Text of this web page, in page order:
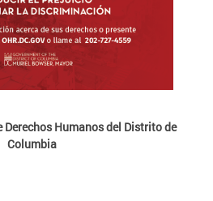
Derechos Humanos del Distrito de
Columbia